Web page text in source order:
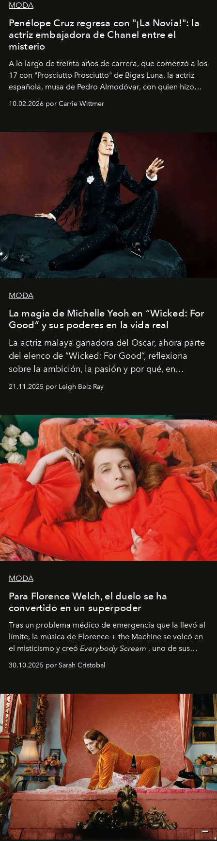
MODA
Penélope Cruz regresa con "¡La Novia!": la
actriz embajadora de Chanel entre el
misterio
A lo largo de treinta años de carrera, que comenzó a los
17 con "Prosciutto Prosciutto" de Bigas Luna, la actriz
española, musa de Pedro Almodóvar, con quien hizo
Barcelona", ha dividido su tiempo entre Europa y
dirigida por Maggie Gyllenhaal.
10.02.2026 por Carrie Wittmer
MODA
La magia de Michelle Yeoh en “Wicked: For
Good” y sus poderes en la vida real
La actriz malaya ganadora del Oscar, ahora parte
del elenco de “Wicked: For Good”, reflexiona
sobre la ambición, la pasión y por qué, en
ocasiones, la introspección puede esperar. “Es
importa si no lo entienden’”, confiesa.
21.11.2025 por Leigh Belz Ray
MODA
Para Florence Welch, el duelo se ha
convertido en un superpoder
Tras un problema médico de emergencia que la llevó al
límite, la música de Florence + the Machine se volcó en
el misticismo y creó Everybody Scream , uno de sus
álbumes más profundos hasta la fecha.
30.10.2025 por Sarah Cristobal